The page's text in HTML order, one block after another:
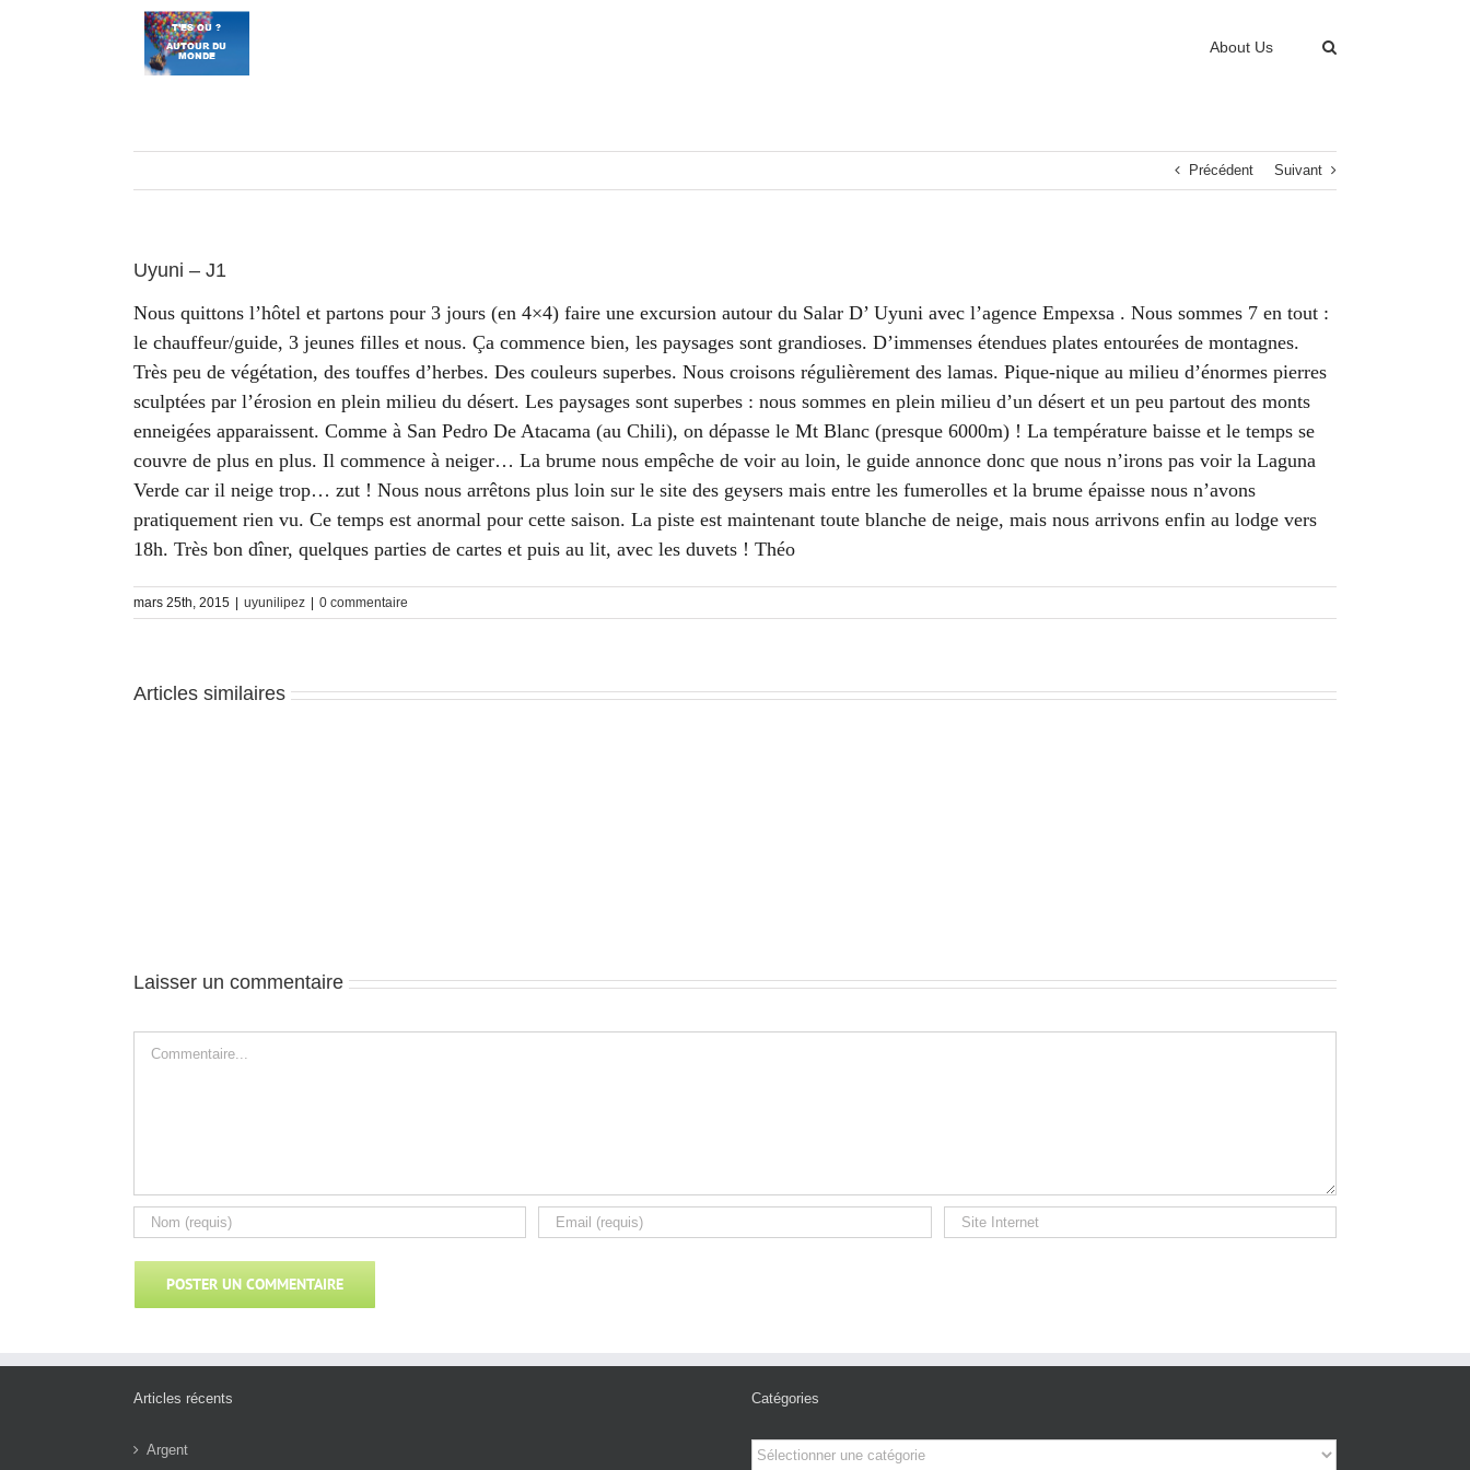
About Us
Précédent Suivant
Uyuni – J1
Nous quittons l’hôtel et partons pour 3 jours (en 4×4) faire une excursion autour du Salar D’ Uyuni avec l’agence Empexsa . Nous sommes 7 en tout :
le chauffeur/guide, 3 jeunes filles et nous. Ça commence bien, les paysages sont grandioses. D’immenses étendues plates entourées de montagnes.
Très peu de végétation, des touffes d’herbes. Des couleurs superbes. Nous croisons régulièrement des lamas. Pique-nique au milieu d’énormes pierres
sculptées par l’érosion en plein milieu du désert. Les paysages sont superbes : nous sommes en plein milieu d’un désert et un peu partout des monts
enneigées apparaissent. Comme à San Pedro De Atacama (au Chili), on dépasse le Mt Blanc (presque 6000m) ! La température baisse et le temps se
couvre de plus en plus. Il commence à neiger… La brume nous empêche de voir au loin, le guide annonce donc que nous n’irons pas voir la Laguna
Verde car il neige trop… zut ! Nous nous arrêtons plus loin sur le site des geysers mais entre les fumerolles et la brume épaisse nous n’avons
pratiquement rien vu. Ce temps est anormal pour cette saison. La piste est maintenant toute blanche de neige, mais nous arrivons enfin au lodge vers
18h. Très bon dîner, quelques parties de cartes et puis au lit, avec les duvets ! Théo
mars 25th, 2015 uyunilipez 0 commentaire
Articles similaires
Laisser un commentaire
Articles récents
Argent
Catégories
Catégories